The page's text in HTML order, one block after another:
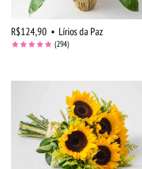
R$124,90 • Lírios da Paz
(294)